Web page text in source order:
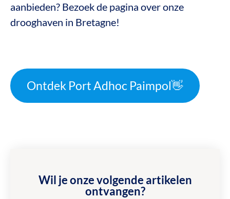
aanbieden? Bezoek de pagina over onze
drooghaven in Bretagne!
Ontdek Port Adhoc Paimpol👋
Wil je onze volgende artikelen
ontvangen?